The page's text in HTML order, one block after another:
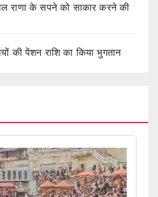
राणा के सपने को साकार करने की
की पेंशन राशि का किया भुगतान